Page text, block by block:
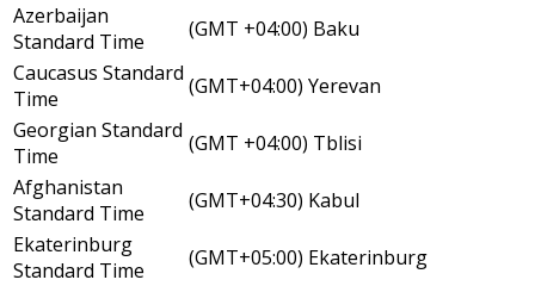
Azerbaijan
Standard Time
(GMT +04:00) Baku
Caucasus Standard
Time
(GMT+04:00) Yerevan
Georgian Standard
Time
(GMT +04:00) Tblisi
Afghanistan
Standard Time
(GMT+04:30) Kabul
Ekaterinburg
Standard Time
(GMT+05:00) Ekaterinburg